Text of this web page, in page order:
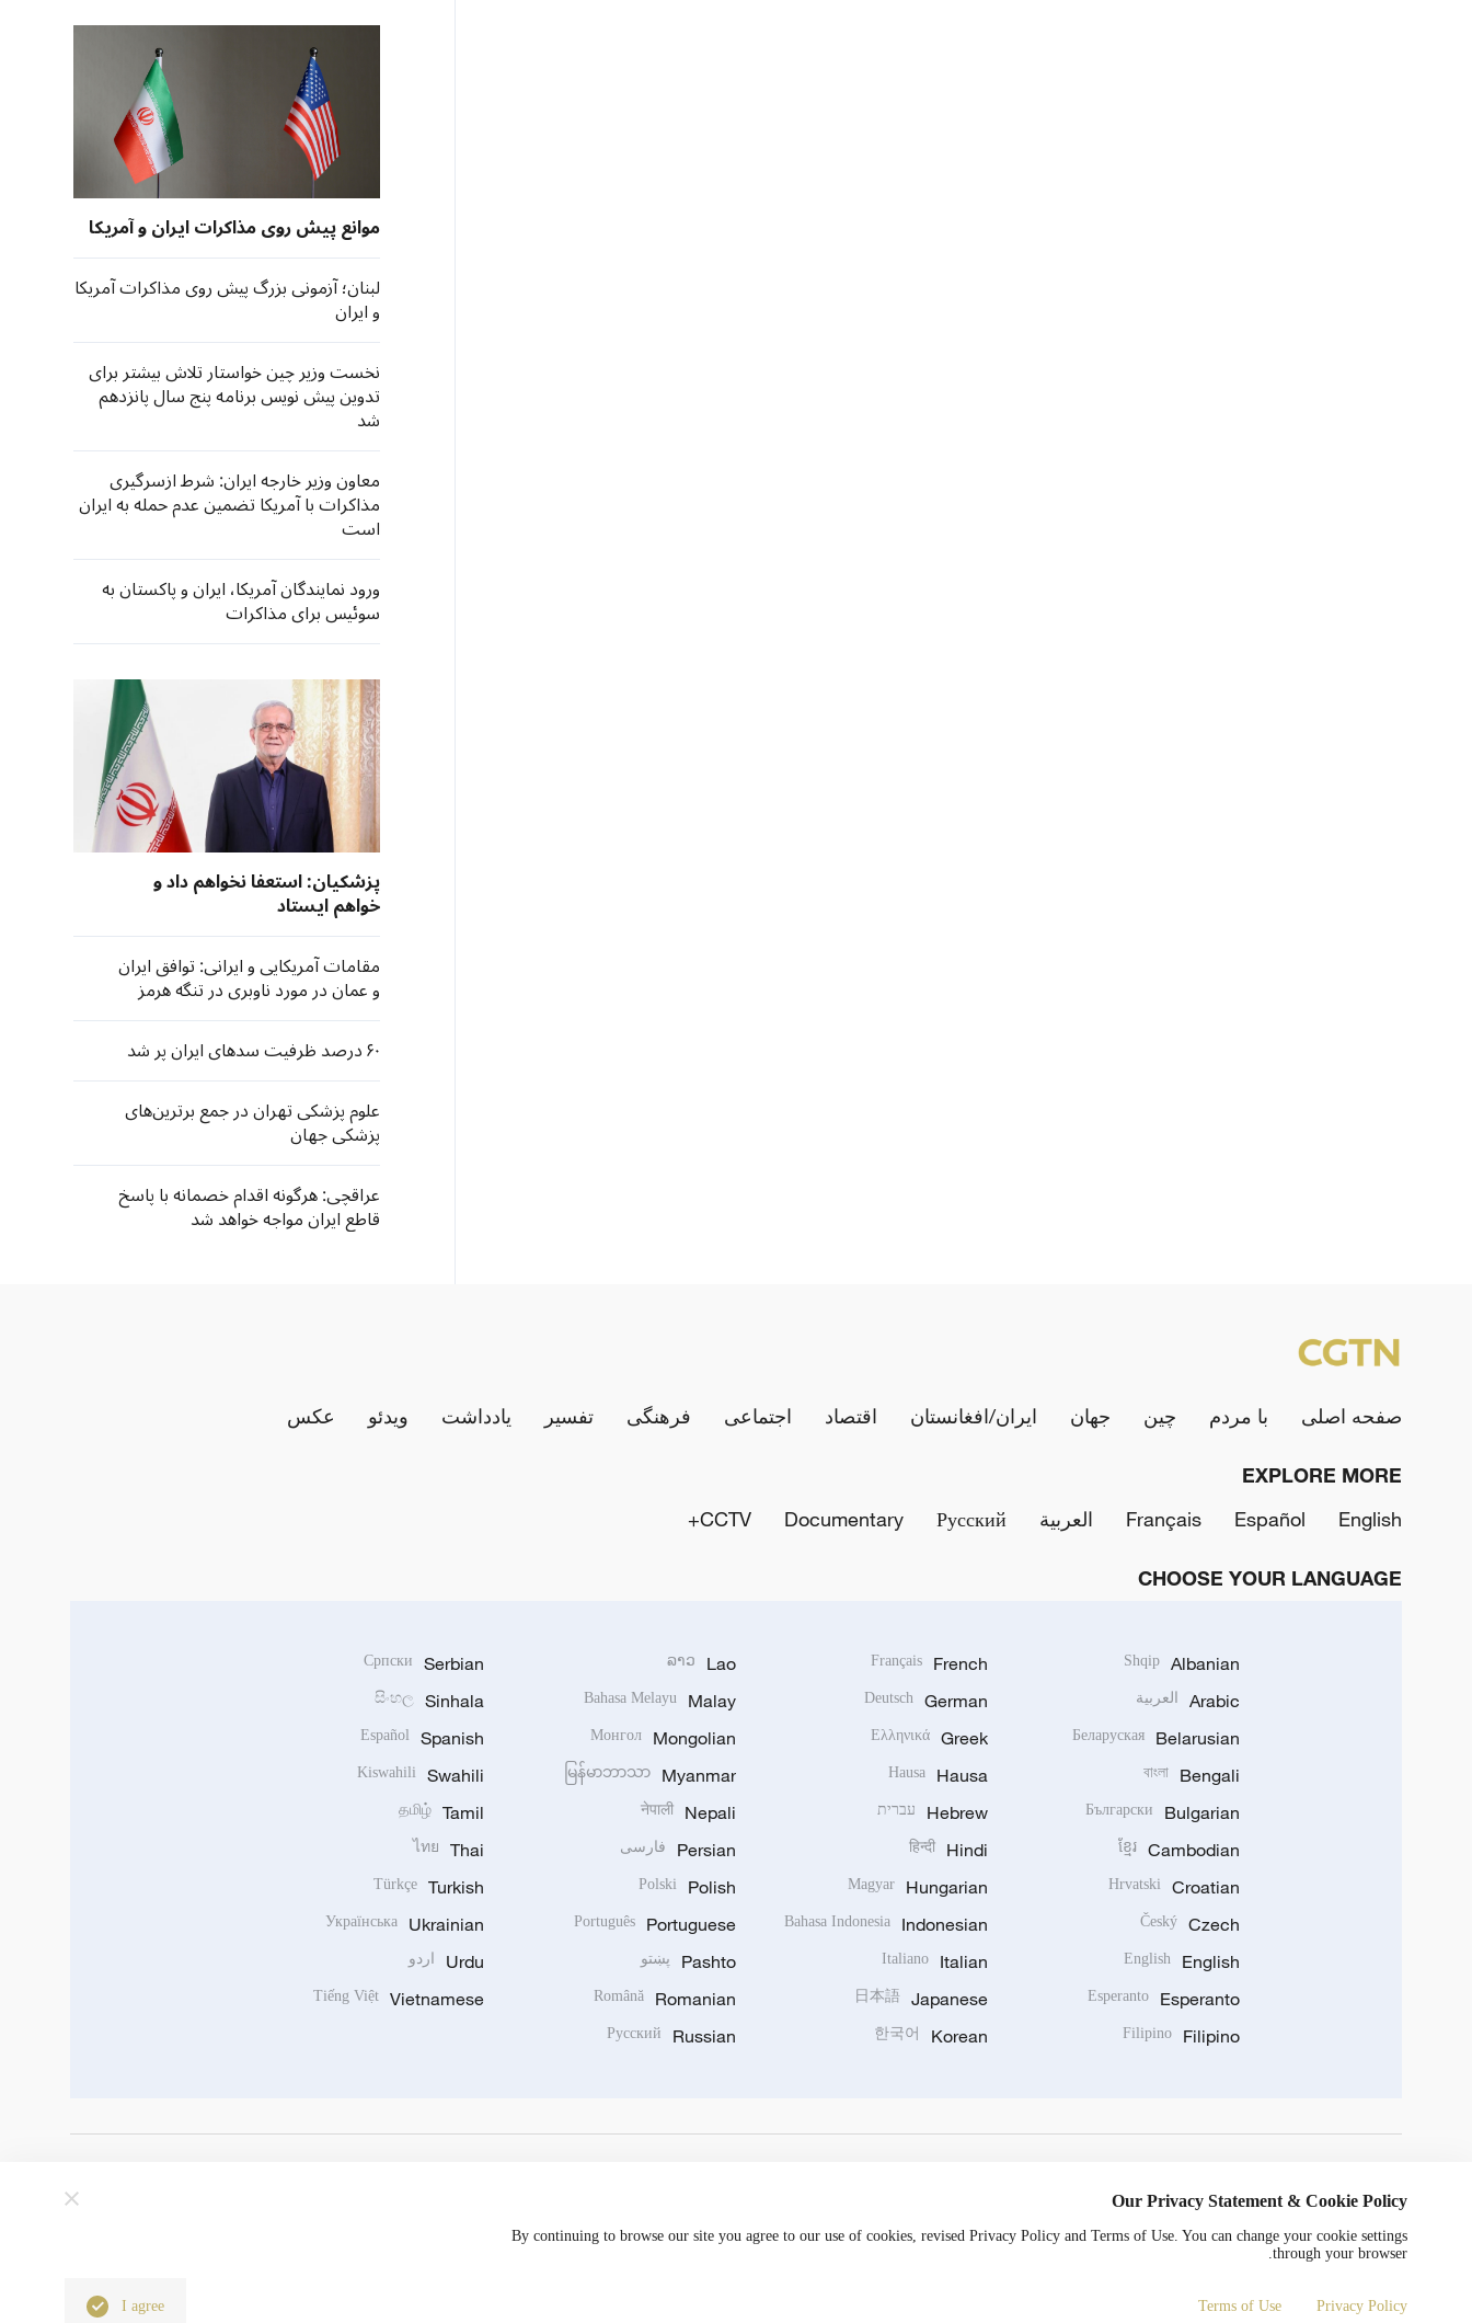
موانع پیش روی مذاکرات ایران و آمریکا
لبنان؛ آزمونی بزرگ پیش روی مذاکرات آمریکا
و ایران
نخست وزیر چین خواستار تلاش بیشتر برای
تدوین پیش نویس برنامه پنج سال پانزدهم
شد
معاون وزیر خارجه ایران: شرط ازسرگیری
مذاکرات با آمریکا تضمین عدم حمله به ایران
است
ورود نمایندگان آمریکا، ایران و پاکستان به
سوئیس برای مذاکرات
پزشکیان: استعفا نخواهم داد و
خواهم ایستاد
مقامات آمریکایی و ایرانی: توافق ایران
و عمان در مورد ناوبری در تنگه هرمز
نزدیک است
۶۰ درصد ظرفیت سدهای ایران پر شد
علوم پزشکی تهران در جمع برترین‌های
پزشکی جهان
عراقچی: هرگونه اقدام خصمانه با پاسخ
قاطع ایران مواجه خواهد شد
صفحه اصلی با مردم چین جهان ایران/افغانستان اقتصاد اجتماعی فرهنگی تفسیر یادداشت ویدئو عکس
EXPLORE MORE
English
Español
Français العربية Русский
Documentary
CCTV+
CHOOSE YOUR LANGUAGE
Albanian
Shqip
Arabic العربية
Belarusian
Беларуская
Bengali
বাংলা
Bulgarian
Български
Cambodian
ខ្មែរ
Croatian
Hrvatski
Czech
Český
English
English
Esperanto
Esperanto
Filipino
Filipino
French
Français
German
Deutsch
Greek
Ελληνικά
Hausa
Hausa
Hebrew עברית
Hindi
हिन्दी
Hungarian
Magyar
Indonesian
Bahasa Indonesia
Italian
Italiano
Japanese
日本語
Korean
한국어
Lao
ລາວ
Malay
Bahasa Melayu
Mongolian
Монгол
Myanmar
မြန်မာဘာသာ
Nepali
नेपाली
Persian فارسی
Polish
Polski
Portuguese
Português
Pashto پښتو
Romanian
Română
Russian
Русский
Serbian
Српски
Sinhala
සිංහල
Spanish
Español
Swahili
Kiswahili
Tamil
தமிழ்
Thai
ไทย
Turkish
Türkçe
Ukrainian
Українська
Urdu اردو
Vietnamese
Tiếng Việt
Copyright © 2024 CGTN.
京ICP备20000184号
Our Privacy Statement & Cookie Policy
By continuing to browse our site you agree to our use of cookies, revised Privacy Policy and Terms of Use. You can change your cookie settings
through your browser.
Privacy Policy
Terms of Use
I agree